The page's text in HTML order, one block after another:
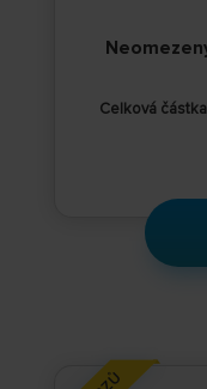
Celková částka